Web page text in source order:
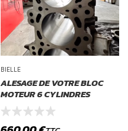
BIELLE
ALESAGE DE VOTRE BLOC
MOTEUR 6 CYLINDRES